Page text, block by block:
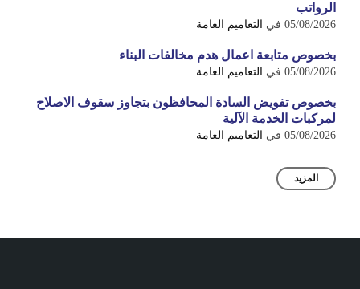
الرواتب
05/08/2026 في التعاميم العامة
بخصوص متابعة اعمال هدم مخالفات البناء
05/08/2026 في التعاميم العامة
بخصوص تفويض السادة المحافظون بتجاوز سقوف الاصلاح
لمركبات الخدمة الآلية
05/08/2026 في التعاميم العامة
المزيد